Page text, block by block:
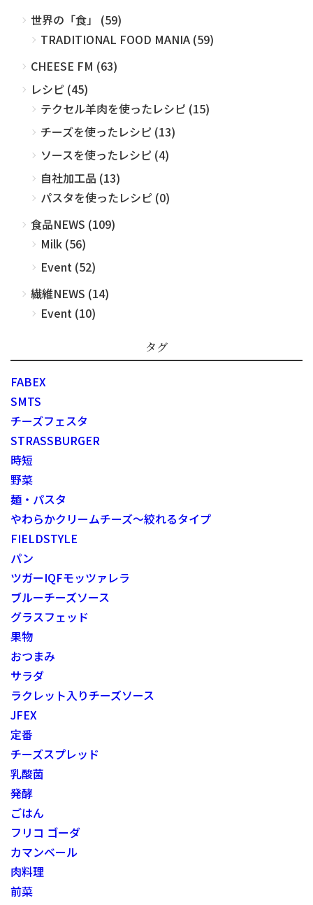
世界の「食」 (59)
TRADITIONAL FOOD MANIA (59)
CHEESE FM (63)
レシピ (45)
テクセル羊肉を使ったレシピ (15)
チーズを使ったレシピ (13)
ソースを使ったレシピ (4)
自社加工品 (13)
パスタを使ったレシピ (0)
食品NEWS (109)
Milk (56)
Event (52)
繊維NEWS (14)
Event (10)
タグ
FABEX
SMTS
チーズフェスタ
STRASSBURGER
時短
野菜
麺・パスタ
やわらかクリームチーズ～絞れるタイプ
FIELDSTYLE
パン
ツガーIQFモッツァレラ
ブルーチーズソース
グラスフェッド
果物
おつまみ
サラダ
ラクレット入りチーズソース
JFEX
定番
チーズスプレッド
乳酸菌
発酵
ごはん
フリコ ゴーダ
カマンベール
肉料理
前菜